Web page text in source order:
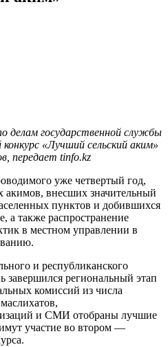
делам государственной службы
«Лучший сельский аким»
передает tinfo.kz
уже четвертый год,
акимов, внесших значительный
пунктов и добившихся
а также распространение
в местном управлении в
и республиканского
завершился региональный этап
комиссий из числа
и СМИ отобраны лучшие
участие во втором —